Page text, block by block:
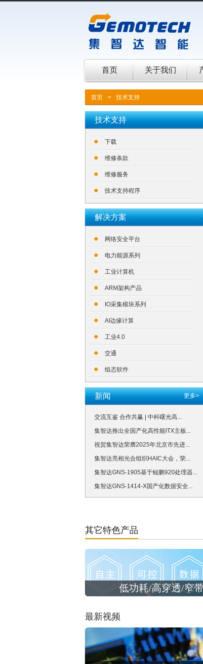
首页 关于我们
首页 > 技术支持
技术支持
下载
维修条款
维修服务
技术支持程序
解决方案
网络安全平台
电力能源系列
工业计算机
ARM架构产品
IO采集模块系列
AI边缘计算
工业4.0
交通
组态软件
更多>
新闻
交流互鉴 合作共赢 | 中科曙光高...
集智达推出全国产化高性能ITX主板...
祝贺集智达荣膺2025年北京市先进...
集智达亮相光合组织HAIC大会，荣...
集智达GNS-1905基于鲲鹏920处理器...
集智达GNS-1414-X国产化数据安全...
其它特色产品
低功耗/高穿透/窄
最新视频